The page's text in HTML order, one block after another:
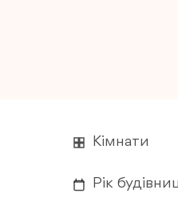
Кімнати
Рік